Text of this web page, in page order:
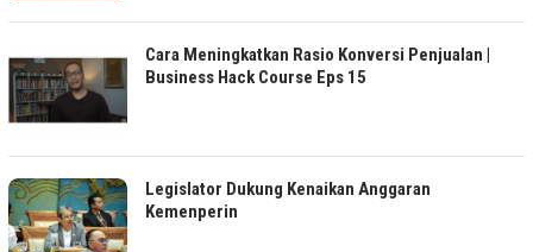
Cara Meningkatkan Rasio Konversi Penjualan |
Business Hack Course Eps 15
Legislator Dukung Kenaikan Anggaran
Kemenperin